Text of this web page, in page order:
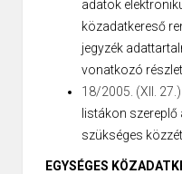
adatok
közadatkereső
jegyzék
vonatkozó
18/2005. (XII.
listákon
szükséges
EGYSÉGES